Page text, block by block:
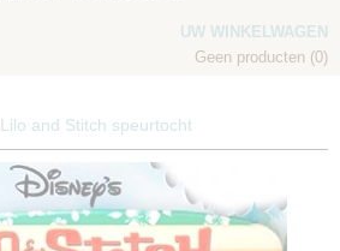
UW WINKELWAGEN
Geen producten (0)
Lilo and Stitch speurtocht